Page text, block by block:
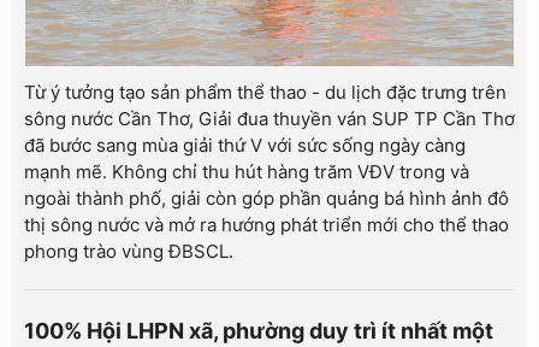
Từ ý tưởng tạo sản phẩm thể thao - du lịch đặc trưng trên
sông nước Cần Thơ, Giải đua thuyền ván SUP TP Cần Thơ
đã bước sang mùa giải thứ V với sức sống ngày càng
mạnh mẽ. Không chỉ thu hút hàng trăm VĐV trong và
ngoài thành phố, giải còn góp phần quảng bá hình ảnh đô
thị sông nước và mở ra hướng phát triển mới cho thể thao
phong trào vùng ĐBSCL.
100% Hội LHPN xã, phường duy trì ít nhất một